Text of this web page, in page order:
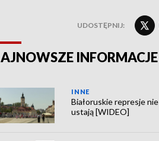
UDOSTĘPNIJ:
INFORMACJE
INNE
Białoruskie represje nie
ustają [WIDEO]